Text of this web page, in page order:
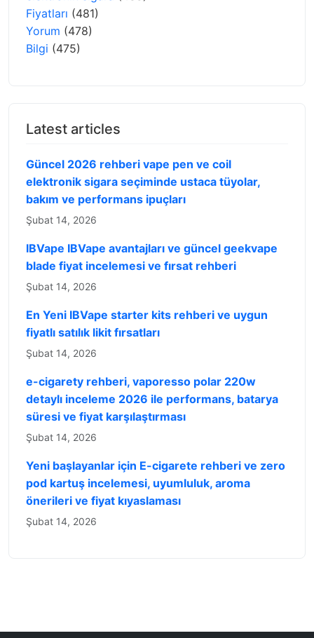
Fiyatları (481)
Yorum (478)
Bilgi (475)
Latest articles
Güncel 2026 rehberi vape pen ve coil
elektronik sigara seçiminde ustaca tüyolar,
bakım ve performans ipuçları
Şubat 14, 2026
IBVape IBVape avantajları ve güncel geekvape
blade fiyat incelemesi ve fırsat rehberi
Şubat 14, 2026
En Yeni IBVape starter kits rehberi ve uygun
fiyatlı satılık likit fırsatları
Şubat 14, 2026
e-cigarety rehberi, vaporesso polar 220w
detaylı inceleme 2026 ile performans, batarya
süresi ve fiyat karşılaştırması
Şubat 14, 2026
Yeni başlayanlar için E-cigarete rehberi ve zero
pod kartuş incelemesi, uyumluluk, aroma
önerileri ve fiyat kıyaslaması
Şubat 14, 2026